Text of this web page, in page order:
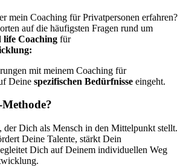
mein Coaching für Privatpersonen erfahren?
auf die häufigsten Fragen rund um
life Coaching für
mit meinem Coaching für
Deine spezifischen Bedürfnisse eingeht.
der Dich als Mensch in den Mittelpunkt stellt.
Deine Talente, stärkt Dein
Dich auf Deinem individuellen Weg